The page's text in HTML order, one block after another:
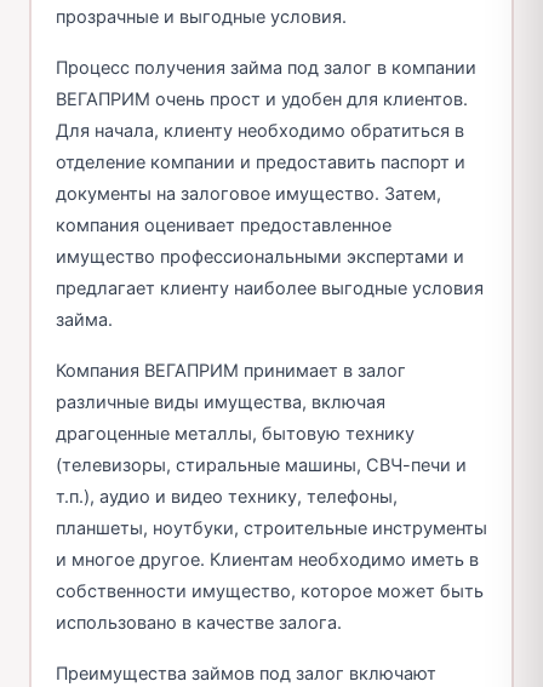
прозрачные и выгодные условия.
Процесс получения займа под залог в компании
ВЕГАПРИМ очень прост и удобен для клиентов.
Для начала, клиенту необходимо обратиться в
отделение компании и предоставить паспорт и
документы на залоговое имущество. Затем,
компания оценивает предоставленное
имущество профессиональными экспертами и
предлагает клиенту наиболее выгодные условия
займа.
Компания ВЕГАПРИМ принимает в залог
различные виды имущества, включая
драгоценные металлы, бытовую технику
(телевизоры, стиральные машины, СВЧ-печи и
т.п.), аудио и видео технику, телефоны,
планшеты, ноутбуки, строительные инструменты
и многое другое. Клиентам необходимо иметь в
собственности имущество, которое может быть
использовано в качестве залога.
Преимущества займов под залог включают